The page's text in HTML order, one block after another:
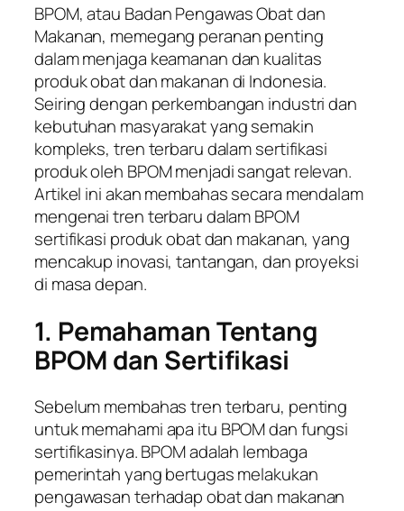
BPOM, atau Badan Pengawas Obat dan
Makanan, memegang peranan penting
dalam menjaga keamanan dan kualitas
produk obat dan makanan di Indonesia.
Seiring dengan perkembangan industri dan
kebutuhan masyarakat yang semakin
kompleks, tren terbaru dalam sertifikasi
produk oleh BPOM menjadi sangat relevan.
Artikel ini akan membahas secara mendalam
mengenai tren terbaru dalam BPOM
sertifikasi produk obat dan makanan, yang
mencakup inovasi, tantangan, dan proyeksi
di masa depan.
1. Pemahaman Tentang
BPOM dan Sertifikasi
Sebelum membahas tren terbaru, penting
untuk memahami apa itu BPOM dan fungsi
sertifikasinya. BPOM adalah lembaga
pemerintah yang bertugas melakukan
pengawasan terhadap obat dan makanan